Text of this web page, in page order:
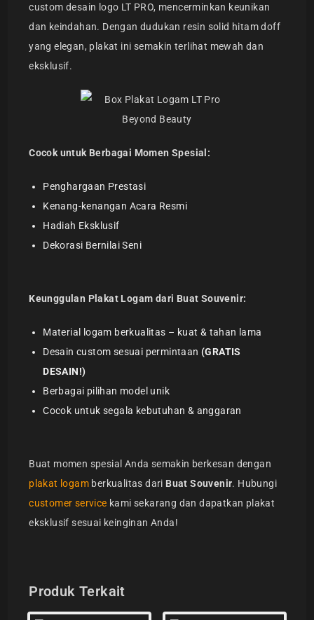
custom desain logo LT PRO, mencerminkan keunikan
dan keindahan. Dengan dudukan resin solid hitam doff
yang elegan, plakat ini semakin terlihat mewah dan
eksklusif.
Cocok untuk Berbagai Momen Spesial:
Penghargaan Prestasi
Kenang-kenangan Acara Resmi
Hadiah Eksklusif
Dekorasi Bernilai Seni
Keunggulan Plakat Logam dari Buat Souvenir:
Material logam berkualitas – kuat & tahan lama
Desain custom sesuai permintaan(GRATIS
DESAIN!)
Berbagai pilihan model unik
Cocok untuk segala kebutuhan & anggaran
Buat momen spesial Anda semakin berkesan dengan
plakat logam berkualitas dari Buat Souvenir. Hubungi
customer service kami sekarang dan dapatkan plakat
eksklusif sesuai keinginan Anda!
Produk Terkait